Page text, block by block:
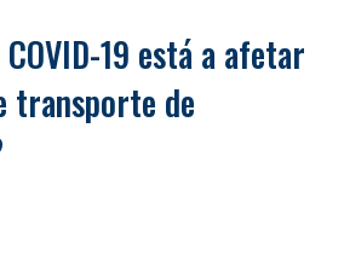
19 está a afetar
transporte de